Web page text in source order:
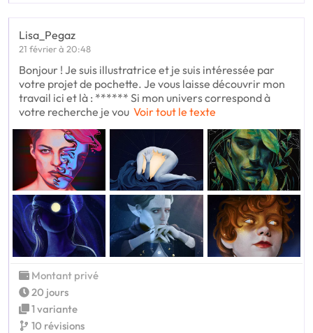
Lisa_Pegaz
21 février à 20:48
Bonjour ! Je suis illustratrice et je suis intéressée par
votre projet de pochette. Je vous laisse découvrir mon
travail ici et là : ****** Si mon univers correspond à
votre recherche je vou Voir tout le texte
Montant privé
20 jours
1 variante
10 révisions